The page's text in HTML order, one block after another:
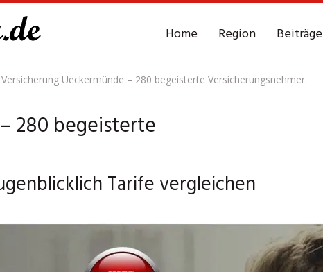
Home Region Beiträge
Versicherung Ueckermünde – 280 begeisterte Versicherungsnehmer.
280 begeisterte
Tarife vergleichen